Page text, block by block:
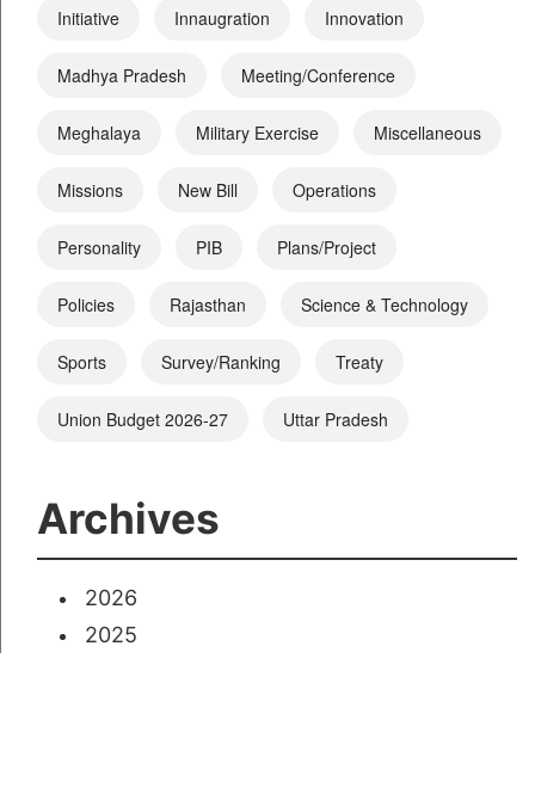
Initiative Innaugration Innovation
Madhya Pradesh Meeting/Conference
Meghalaya Military Exercise Miscellaneous
Missions New Bill Operations
Personality PIB Plans/Project
Policies Rajasthan Science & Technology
Sports Survey/Ranking Treaty
Union Budget 2026-27 Uttar Pradesh
Archives
2026
2025